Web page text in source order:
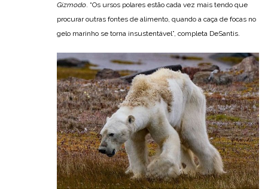
Gizmodo. “Os ursos polares estão cada vez mais tendo que
procurar outras fontes de alimento, quando a caça de focas no
gelo marinho se torna insustentável”, completa DeSantis.